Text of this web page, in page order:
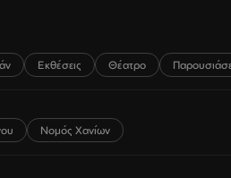
Εκθέσεις Θέατρο
Νομός Χανίων